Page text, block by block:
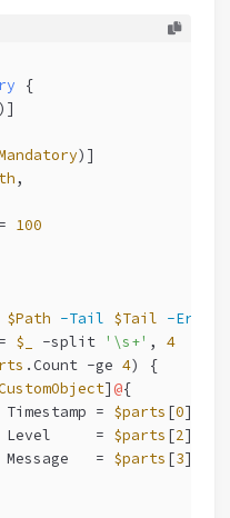
{
)]
,
100
$Path -Tail $Tail -
$_ -split '\s+' , 4
.Count -ge 4) {
] @{
Timestamp =
$parts [0] +
Level     =
$parts [2
Message   =
$parts [3]